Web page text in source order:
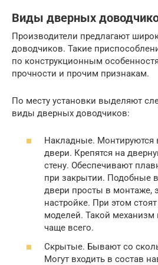
Виды дверных
Производители предлагают
доводчиков. Такие
по конструкционным
прочности и прочим признакам.
По месту установки выделяют
виды дверных доводчиков:
Накладные. Монтируются
двери. Крепятся на
стену. Обеспечивают
при закрытии. Подобные
двери просты в монтаже,
настройке. При этом
моделей. Такой механизм
чаще всего.
Скрытые. Бывают со
Могут входить в состав